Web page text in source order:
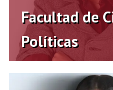
Facultad de
Políticas